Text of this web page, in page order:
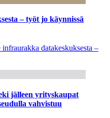
– työt jo käynnissä
datakeskuksesta –
jälleen yrityskaupat
vahvistuu